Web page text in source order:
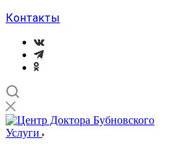
Контакты
Услуги